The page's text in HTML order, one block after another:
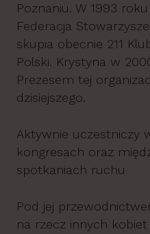
Poznaniu. W 1993
Federacja
skupia obecnie 211
Polski. Krystyna w
Prezesem tej
dzisiejszego.
Aktywnie uczestniczy
kongresach oraz
spotkaniach ruchu
Pod jej
na rzecz innych kobiet